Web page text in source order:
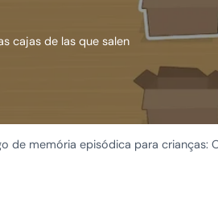
cajas de las que salen
de memória episódica para crianças: